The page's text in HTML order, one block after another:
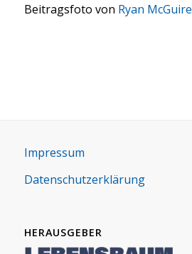
Bei­trags­fo­to von Ryan McGui­re
Impres­sum
Daten­schutz­er­klä­rung
HERAUSGEBER